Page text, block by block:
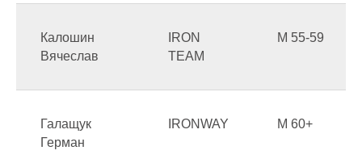
Калошин
Вячеслав
IRON
TEAM
М 55-59
Галащук
Герман
IRONWAY М 60+